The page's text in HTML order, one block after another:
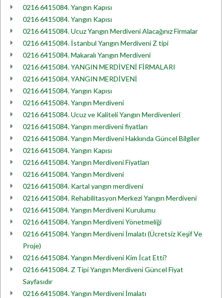
0216 6415084. Yangın Kapısı
0216 6415084. Yangın Kapısı
0216 6415084. Ucuz Yangın Merdiveni Alacağınız Firmalar
0216 6415084. İstanbul Yangın Merdiveni Z tipi
0216 6415084. Makaralı Yangın Merdiveni
0216 6415084. YANGIN MERDİVENİ FİRMALARI
0216 6415084. YANGIN MERDİVENİ
0216 6415084. Yangın Kapısı
0216 6415084. Yangın Merdiveni
0216 6415084. Ucuz ve Kaliteli Yangın Merdivenleri
0216 6415084. Yangın merdiveni fiyatları
0216 6415084. Yangın Merdiveni Hakkında Güncel Bilgiler
0216 6415084. Yangın Kapısı
0216 6415084. Yangın Merdiveni Fiyatları
0216 6415084. Yangın Merdiveni
0216 6415084. Kartal yangın merdiveni
0216 6415084. Rehabilitasyon Merkezi Yangın Merdiveni
0216 6415084. Yangın Merdiveni Kurulumu
0216 6415084. Yangın Merdiveni Yönetmeliği
0216 6415084. Yangın Merdiveni İmalatı (Ücretsiz Keşif Ve
Proje)
0216 6415084. Yangın Merdiveni Kim İcat Etti?
0216 6415084. Z Tipi Yangın Merdiveni Güncel Fiyat
Sayfasıdır
0216 6415084. Yangın Merdiveni İmalatı